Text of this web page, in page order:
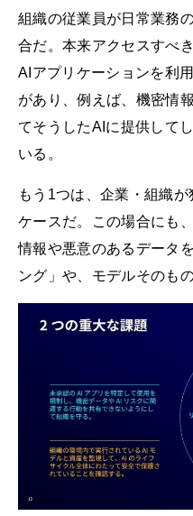
組織の従業員が日常業務
合だ。本来アクセスすべ
AIアプリケーションを利
があり、例えば、機密情
てそうしたAIに提供して
いる。
もう1つは、企業・組織
ケースだ。この場合にも
情報や悪意のあるデータ
ング」や、モデルそのも